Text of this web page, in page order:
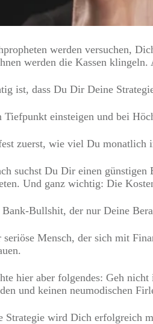
werden versuchen,
werden die Kassen
ist, dass Du Dir Deine
Tiefpunkt einsteigen und bei
zuerst, wie viel Du monatlich
suchst Du Dir einen
Und ganz wichtig: Die
Bullshit, der nur Deine
seriöse Mensch, der sich mit
hier aber folgendes: Geh
und keinen neumodischen
Strategie wird Dich erfolgreich